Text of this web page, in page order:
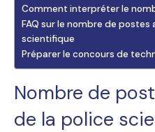
Comment interpréter le
FAQ sur le nombre de
scientifique
Préparer le concours de
Nombre de
de la police